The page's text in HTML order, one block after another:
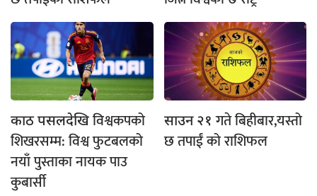
काठ पसलदेखिविश्वकपको
शिखरसम्म: विश्व फुटबलको
नयाँ पुस्ताका नायक पाउ
कुबार्सी
साउन २१गते बिहीबार,यस्तो
छ तपाईं को राशिफल